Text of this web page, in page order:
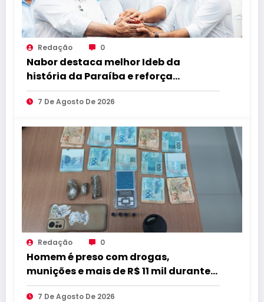
Redação 0
Nabor destaca melhor Ideb da
história da Paraíba e reforça
compromisso com educação de
qualidade
7 De Agosto De 2026
Redação 0
Homem é preso com drogas,
munições e mais de R$ 11 mil durante
operação em Marcação
7 De Agosto De 2026